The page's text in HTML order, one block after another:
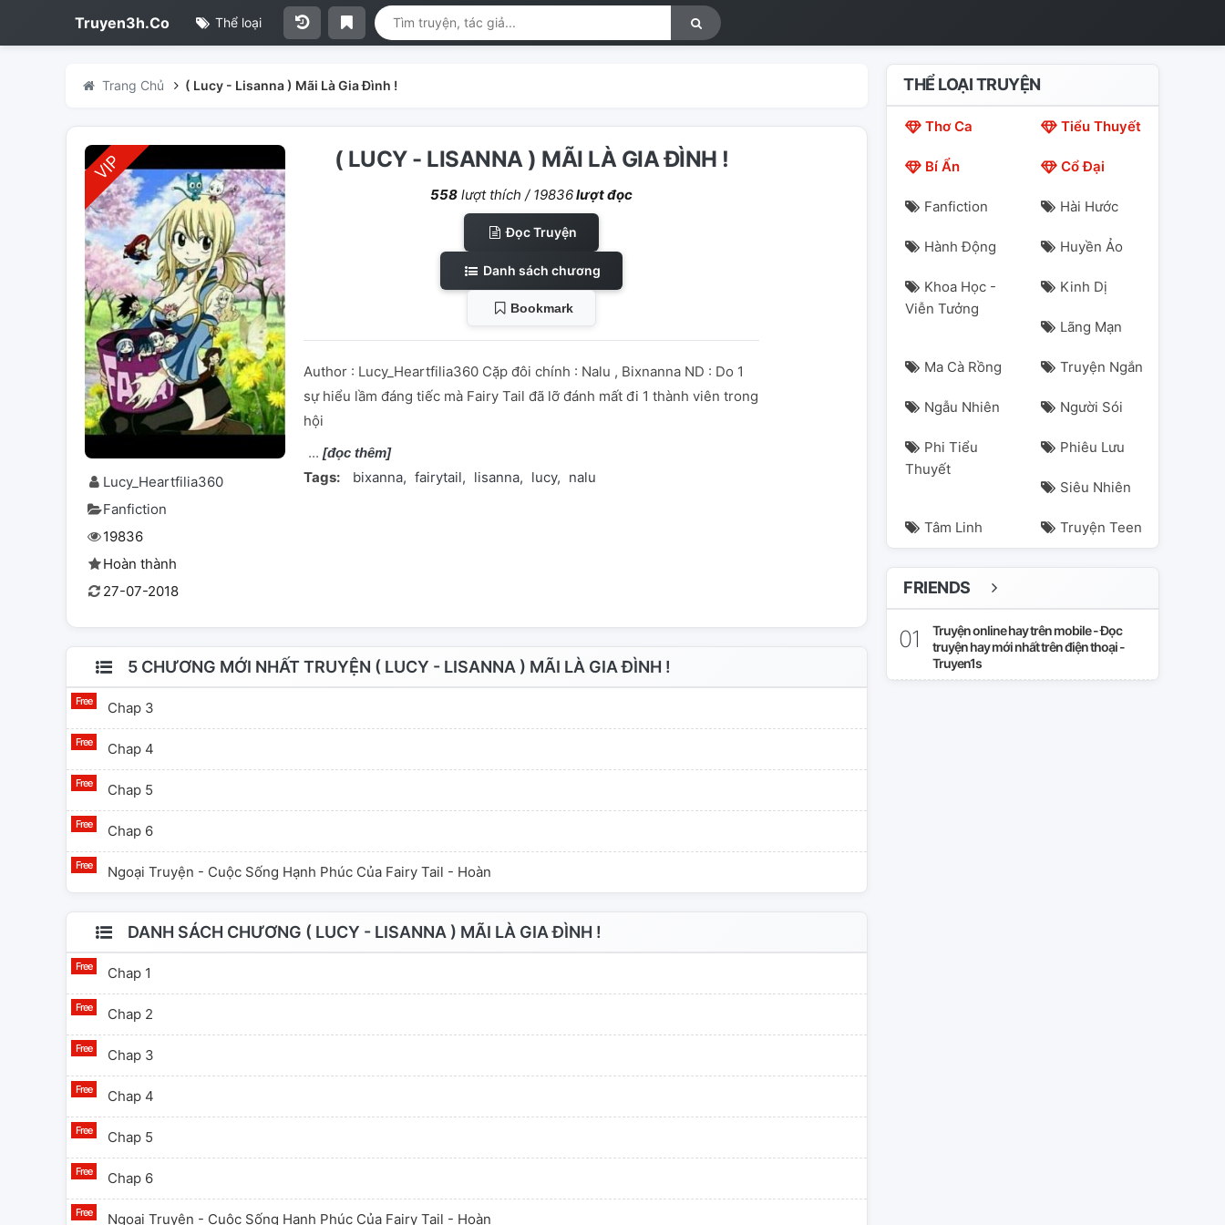
Truyen3h.Co Thể loại
Trang Chủ ( Lucy - Lisanna ) Mãi Là Gia Đình !
Lucy_Heartfilia360
Fanfiction
19836
Hoàn thành
27-07-2018
( LUCY - LISANNA ) MÃI LÀ GIA ĐÌNH !
558 lượt thích / 19836lượt đọc
Đọc Truyện
Danh sách chương
Bookmark
Author : Lucy_Heartfilia360 Cặp đôi chính : Nalu , Bixnanna ND : Do 1
sự hiểu lầm đáng tiếc mà Fairy Tail đã lỡ đánh mất đi 1 thành viên trong
hội
[đọc thêm]
Tags: bixanna fairytail lisanna lucy nalu
5 CHƯƠNG MỚI NHẤT TRUYỆN ( LUCY - LISANNA ) MÃI LÀ GIA ĐÌNH !
Chap 3
Chap 4
Chap 5
Chap 6
Ngoại Truyện - Cuộc Sống Hạnh Phúc Của Fairy Tail - Hoàn
DANH SÁCH CHƯƠNG ( LUCY - LISANNA ) MÃI LÀ GIA ĐÌNH !
Chap 1
Chap 2
Chap 3
Chap 4
Chap 5
Chap 6
Ngoại Truyện - Cuộc Sống Hạnh Phúc Của Fairy Tail - Hoàn
THỂ LOẠI TRUYỆN
Thơ Ca Tiểu Thuyết
Bí Ẩn Cổ Đại
Fanfiction Hài Hước
Hành Động Huyền Ảo
Khoa Học -
Viễn Tưởng
Kinh Dị
Lãng Mạn
Ma Cà Rồng Truyện Ngắn
Ngẫu Nhiên Người Sói
Phi Tiểu
Thuyết
Phiêu Lưu
Siêu Nhiên
Tâm Linh Truyện Teen
FRIENDS
Truyện online hay trên mobile - Đọc
truyện hay mới nhất trên điện thoại -
Truyen1s